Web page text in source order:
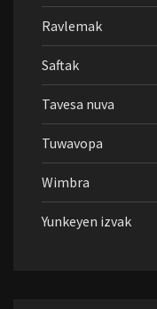
Ravlemak
Saftak
Tavesa nuva
Tuwavopa
Wimbra
Yunkeyen izvak